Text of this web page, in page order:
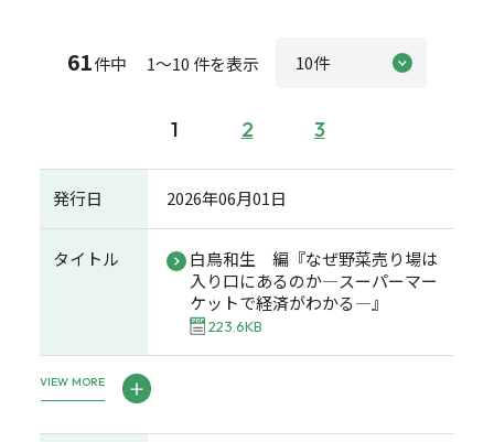
61件中 1～10 件を表示
1 2 3
発行日 2026年06月01日
タイトル
白鳥和生 編『なぜ野菜売り場は
入り口にあるのか―スーパーマー
ケットで経済がわかる―』
223.6KB
VIEW MORE